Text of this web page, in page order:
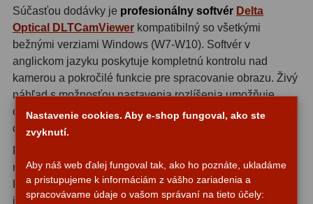
Iné10
Montáže93
Azimutálne AZ
Fotografické montáže
Statívy a piliere 3
Tubusové kruhy10
Súčasťou dodávky je profesionálny softvér Delta
Optical DLTCamViewer kompatibilný so všetkými
bežnými verziami Windows (W7-W10). Softvér v
anglickom jazyku poskytuje kompletnú kontrolu nad
kamerou a pokročilé funkcie pre spracovanie obrazu. Živý
náhľad s možnosťou nastavenia rozlíšenia umožňuje
okamžité sledovanie preparátu s možnosťou zmrazenia
obrazu, zmeny mierky a prispôsobenia oknu.
rozsah formátov vrátane BMP, DIB, RLE, JPG, PNG, TIF,
PCX, TGA, JP2 a ďalších. Vstavaný prehliadač umožňuje
jednoduchú správu uložených obrázkov a videí vo
Nastavenie cookies. Aby e-shop fungoval, ako ste
zvyknutí.
Aby náš web ďalej fungoval tak, ako ho poznáte, ukladáme
a pristupujeme k informáciám z vášho zariadenia a
spracovávame údaje o vašom správaní na tieto účely: